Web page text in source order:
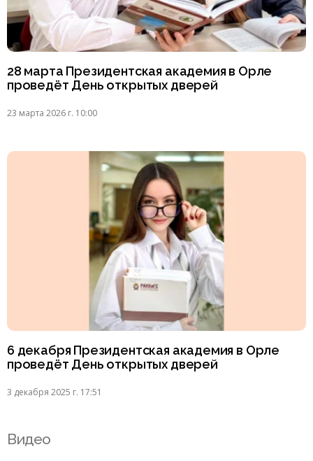
28 марта Президентская академия в Орле
проведёт День открытых дверей
23 марта 2026 г. 10:00
6 декабря Президентская академия в Орле
проведёт День открытых дверей
3 декабря 2025 г. 17:51
Видео